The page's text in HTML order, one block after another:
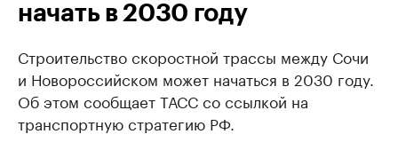
начать в 2030 году
Строительство скоростной трассы между Сочи
и Новороссийском может начаться в 2030 году.
Об этом сообщает ТАСС со ссылкой на
транспортную стратегию РФ.